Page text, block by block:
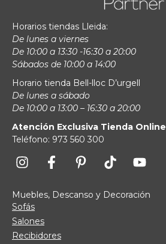
Horarios tiendas Lleida:
De lunes a viernes
De 10:00 a 13:30 -16:30 a 20:00
Sábados de 10:00 a 14:00
Horario tienda Bell-lloc D’urgell
De lunes a sábado
De 10:00 a 13:00 – 16:30 a 20:00
Atención Exclusiva Tienda Online
Teléfono: 973 560 300
Muebles, Descanso y Decoración
Sofás
Salones
Recibidores